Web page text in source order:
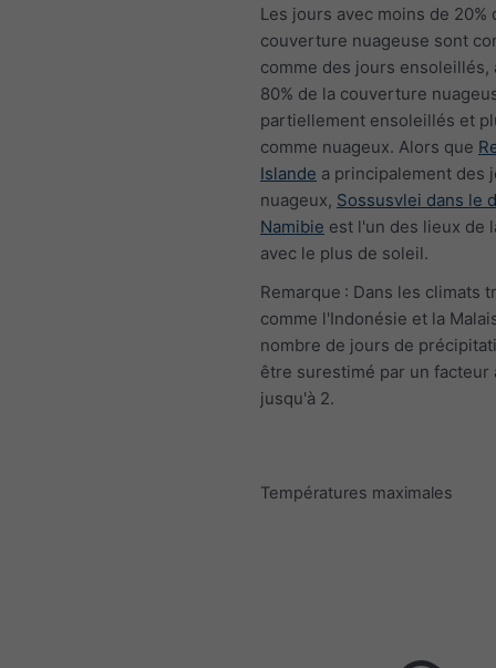
Les jours avec moins de 20%
couverture nuageuse sont
comme des jours ensoleillés,
80% de la couverture
partiellement ensoleillés et
comme nuageux. Alors que
Islande a principalement des
nuageux, Sossusvlei dans le
Namibie est l'un des lieux de
avec le plus de soleil.
Remarque : Dans les climats
comme l'Indonésie et la
nombre de jours de
être surestimé par un facteur
jusqu'à 2.
Températures maximales